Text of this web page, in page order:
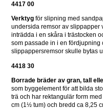
4417 00
Verktyg för slipning med
undersida remsor av slippapper
inträdda i en skåra i trästocken
som passade in i en fördjupning
slippappersremsor skulle bytas
4418 30
Borrade bräder av gran, tall
som byggelement för att bilda
trä och har rektangulär form
cm (1½ tum) och bredd ca 8,25